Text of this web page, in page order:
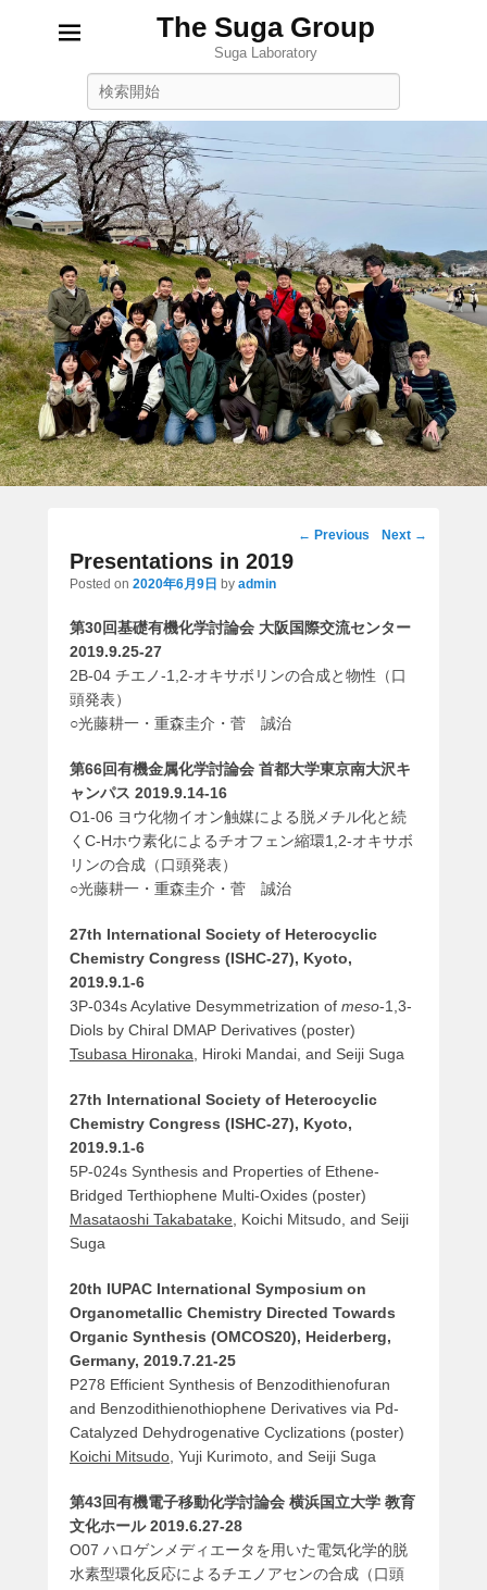
The Suga Group
Suga Laboratory
Post
← Previous Next →
Presentations in 2019
Posted on 2020年6月9日 by admin
第30回基礎有機化学討論会 大阪国際交流センター
2019.9.25-27
2B-04 チエノ-1,2-オキサボリンの合成と物性（口
頭発表）
○光藤耕一・重森圭介・菅 誠治
第66回有機金属化学討論会 首都大学東京南大沢キ
ャンパス 2019.9.14-16
O1-06 ヨウ化物イオン触媒による脱メチル化と続
くC-Hホウ素化によるチオフェン縮環1,2-オキサボ
リンの合成（口頭発表）
○光藤耕一・重森圭介・菅 誠治
27th International Society of Heterocyclic
Chemistry Congress (ISHC-27), Kyoto,
2019.9.1-6
3P-034s Acylative Desymmetrization of meso-1,3-
Diols by Chiral DMAP Derivatives (poster)
Tsubasa Hironaka, Hiroki Mandai, and Seiji Suga
27th International Society of Heterocyclic
Chemistry Congress (ISHC-27), Kyoto,
2019.9.1-6
5P-024s Synthesis and Properties of Ethene-
Bridged Terthiophene Multi-Oxides (poster)
Masataoshi Takabatake, Koichi Mitsudo, and Seiji
Suga
20th IUPAC International Symposium on
Organometallic Chemistry Directed Towards
Organic Synthesis (OMCOS20), Heiderberg,
Germany, 2019.7.21-25
P278 Efficient Synthesis of Benzodithienofuran
and Benzodithienothiophene Derivatives via Pd-
Catalyzed Dehydrogenative Cyclizations (poster)
Koichi Mitsudo, Yuji Kurimoto, and Seiji Suga
第43回有機電子移動化学討論会 横浜国立大学 教育
文化ホール 2019.6.27-28
O07 ハロゲンメディエータを用いた電気化学的脱
水素型環化反応によるチエノアセンの合成（口頭